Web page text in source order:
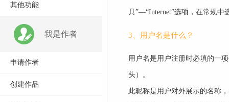
其他功能
我是作者
申请作者
创建作品
具”—“Internet”选项，在常规中
3、用户名是什么？
用户名是用户注册时必填的一
头）。
此昵称是用户对外展示的名称